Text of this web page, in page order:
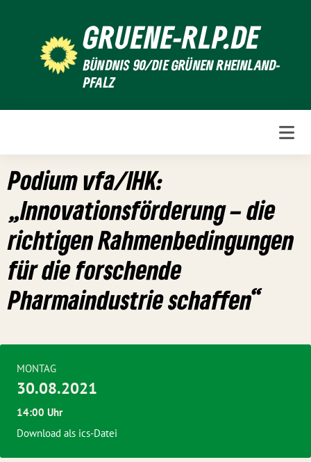
GRUENE-RLP.DE
BÜNDNIS 90/DIE GRÜNEN RHEINLAND-
PFALZ
Podium vfa/IHK:
„Innovationsförderung – die
richtigen Rahmenbedingungen
für die forschende
Pharmaindustrie schaffen“
MONTAG
30.08.2021
14:00 Uhr
Download als ics-Datei